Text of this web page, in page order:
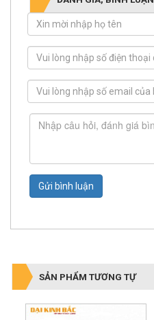
Gửi bình luận
SẢN PHẨM TƯƠNG TỰ